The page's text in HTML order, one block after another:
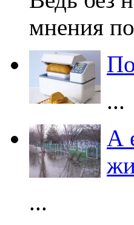
мнения
...
А
...